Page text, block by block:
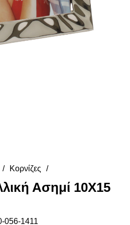
Κορνίζες
Ασημί 10X15
056-1411